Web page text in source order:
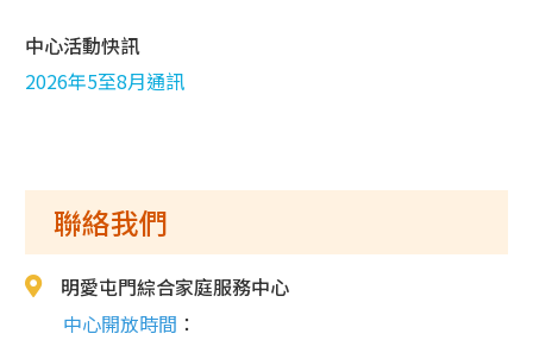
中心活動快訊
2026年5至8月通訊
聯絡我們
明愛屯門綜合家庭服務中心
中心開放時間 ：